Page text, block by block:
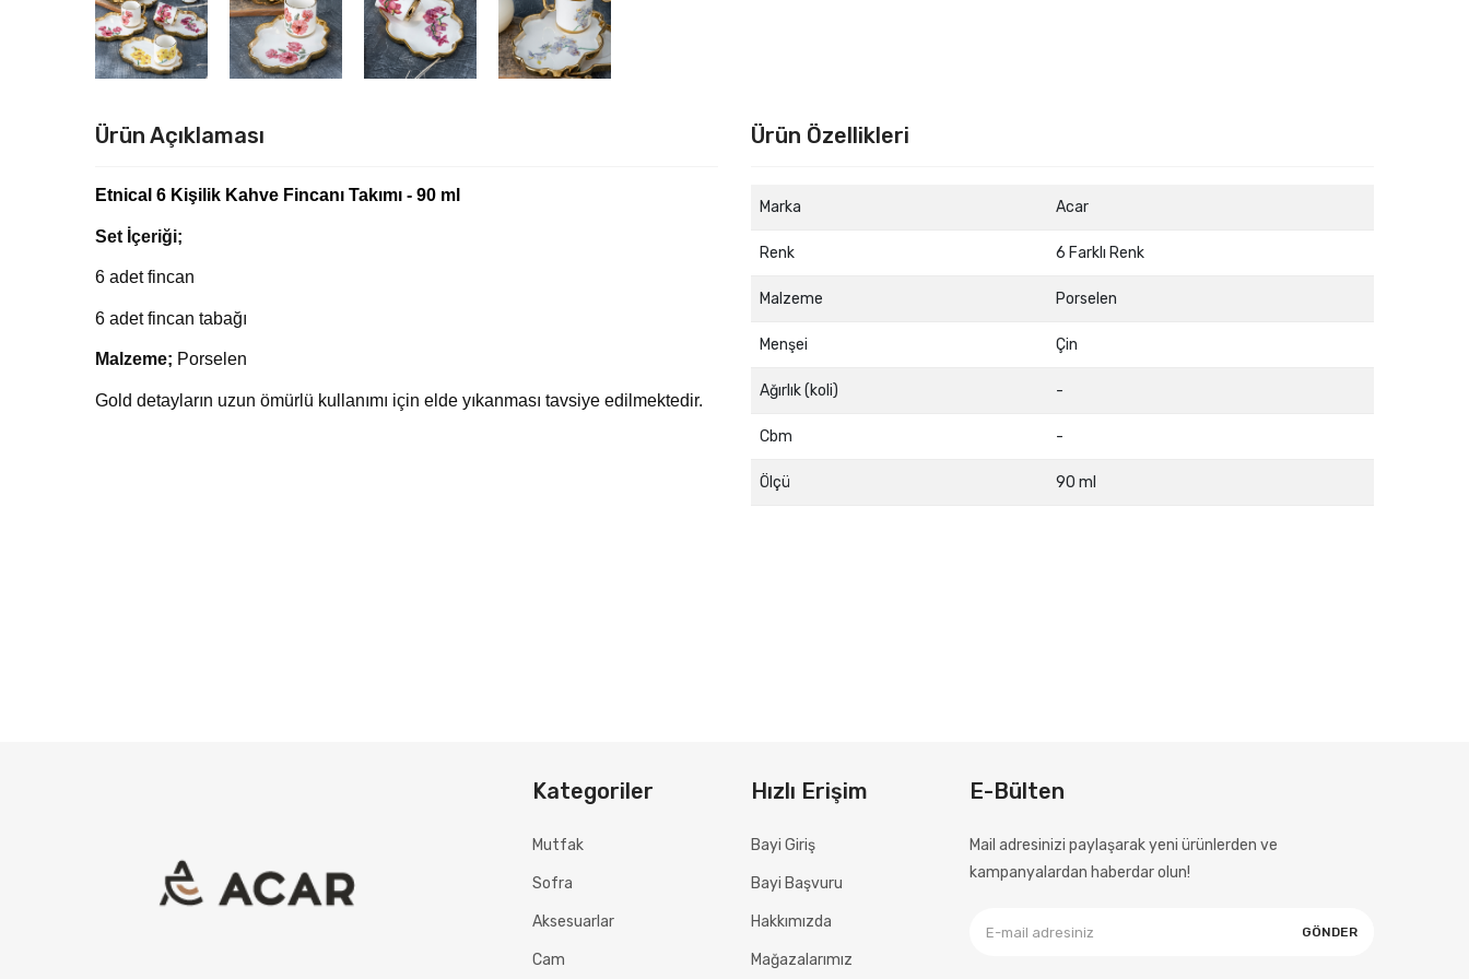
Ürün Açıklaması
Etnical 6 Kişilik Kahve Fincanı Takımı - 90 ml
Set İçeriği;
6 adet fincan
6 adet fincan tabağı
Malzeme; Porselen
Gold detayların uzun ömürlü kullanımı için elde yıkanması tavsiye edilmektedir.
Ürün Özellikleri
Marka Acar
Renk 6 Farklı Renk
Malzeme Porselen
Menşei Çin
Ağırlık (koli) -
Cbm -
Ölçü 90 ml
Kategoriler
Mutfak
Sofra
Aksesuarlar
Cam
Hızlı Erişim
Bayi Giriş
Bayi Başvuru
Hakkımızda
Mağazalarımız
E-Bülten
Mail adresinizi paylaşarak yeni ürünlerden ve
kampanyalardan haberdar olun!
GÖNDER